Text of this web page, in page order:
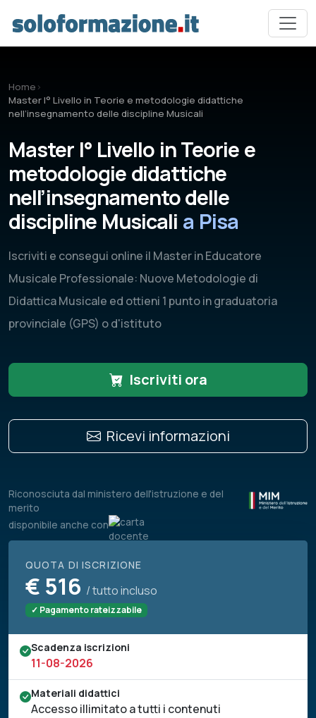
Home ›
Master I° Livello in Teorie e metodologie didattiche
nell’insegnamento delle discipline Musicali
Master I° Livello in Teorie e
metodologie didattiche
nell’insegnamento delle
discipline Musicali a Pisa
Iscriviti e consegui online il Master in Educatore
Musicale Professionale: Nuove Metodologie di
Didattica Musicale ed ottieni 1 punto in graduatoria
provinciale (GPS) o d'istituto
Iscriviti ora
Ricevi informazioni
Riconosciuta dal ministero dell'istruzione e del
merito
disponibile anche con
QUOTA DI ISCRIZIONE
€ 516 / tutto incluso
✓ Pagamento rateizzabile
Scadenza iscrizioni
11-08-2026
Materiali didattici
Accesso illimitato a tutti i contenuti